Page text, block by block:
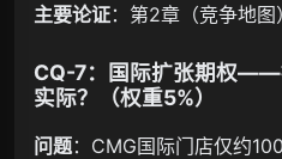
主要论证：第2章（竞争地图
CQ-7：国际扩张期权——
实际？（权重5%）
问题：CMG国际门店仅约